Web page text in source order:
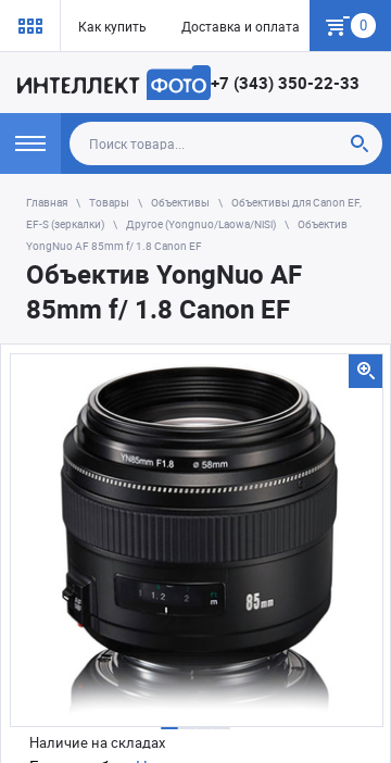
Как купить Доставка и оплата Гарантия
0
+7 (343) 350-22-33
Главная Товары Объективы
Объективы для Canon EF,
EF-S (зеркалки)
Другое (Yongnuo/Laowa/NiSi)
Объектив
YongNuo AF 85mm f/ 1.8 Canon EF
Объектив YongNuo AF
85mm f/ 1.8 Canon EF
Наличие на складах